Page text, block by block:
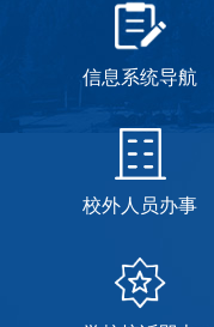
信息系统导航
校外人员办事